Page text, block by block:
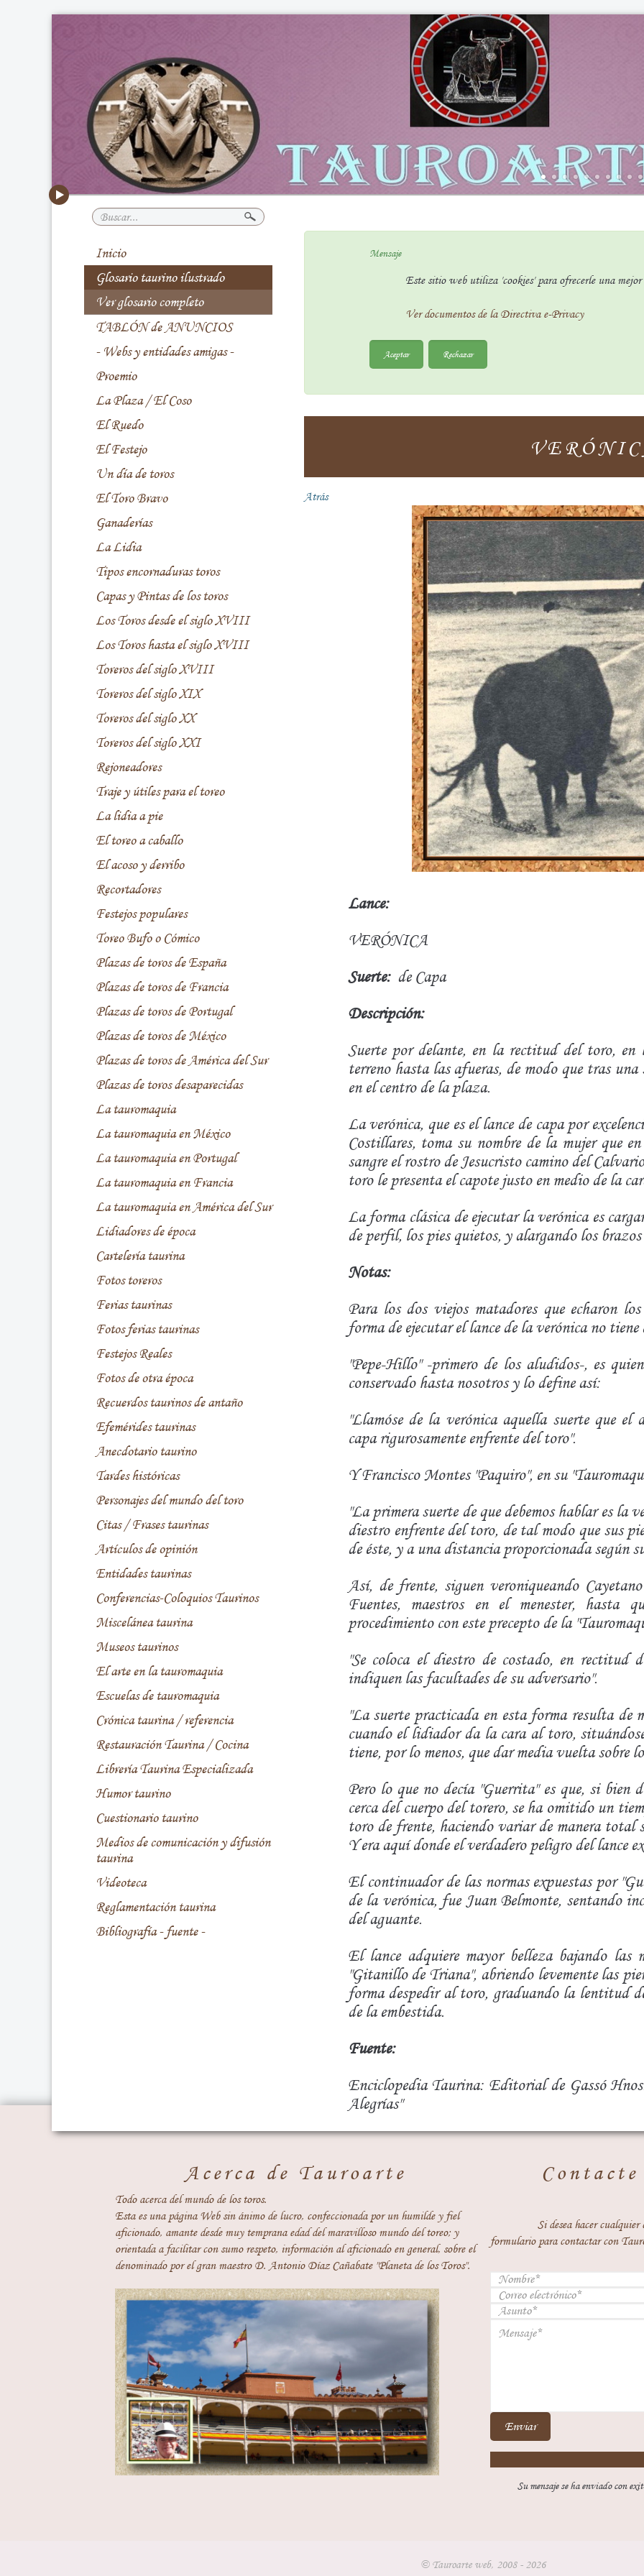
Buscar...
Inicio
Glosario taurino ilustrado
Ver glosario completo
TABLÓN de ANUNCIOS
- Webs y entidades amigas -
Proemio
La Plaza / El Coso
El Ruedo
El Festejo
Un día de toros
El Toro Bravo
Ganaderías
La Lidia
Tipos encornaduras toros
Capas y Pintas de los toros
Los Toros desde el siglo XVIII
Los Toros hasta el siglo XVIII
Toreros del siglo XVIII
Toreros del siglo XIX
Toreros del siglo XX
Toreros del siglo XXI
Rejoneadores
Traje y útiles para el toreo
La lidia a pie
El toreo a caballo
El acoso y derribo
Recortadores
Festejos populares
Toreo Bufo o Cómico
Plazas de toros de España
Plazas de toros de Francia
Plazas de toros de Portugal
Plazas de toros de México
Plazas de toros de América del Sur
Plazas de toros desaparecidas
La tauromaquia
La tauromaquia en México
La tauromaquia en Portugal
La tauromaquia en Francia
La tauromaquia en América del Sur
Lidiadores de época
Cartelería taurina
Fotos toreros
Ferias taurinas
Fotos ferias taurinas
Festejos Reales
Fotos de otra época
Recuerdos taurinos de antaño
Efemérides taurinas
Anecdotario taurino
Tardes históricas
Personajes del mundo del toro
Citas / Frases taurinas
Artículos de opinión
Entidades taurinas
Conferencias-Coloquios Taurinos
Miscelánea taurina
Museos taurinos
El arte en la tauromaquia
Escuelas de tauromaquia
Crónica taurina / referencia
Restauración Taurina / Cocina
Librería Taurina Especializada
Humor taurino
Cuestionario taurino
Medios de comunicación y difusión
taurina
Videoteca
Reglamentación taurina
Bibliografía - fuente -
Mensaje
Este sitio web utiliza 'cookies' para ofrecerle una mejor
Ver documentos de la Directiva e-Privacy
Aceptar Rechazar
Atrás
Lance:
VERÓNICA
Suerte: de Capa
Descripción:
Suerte por delante, en la rectitud del toro, en
terreno hasta las afueras, de modo que tras
en el centro de la plaza.
La verónica, que es el lance de capa por
Costillares, toma su nombre de la mujer que
sangre el rostro de Jesucristo camino del
toro le presenta el capote justo en medio de la
La forma clásica de ejecutar la verónica es
de perfil, los pies quietos, y alargando los
Notas:
Para los dos viejos matadores que echaron
forma de ejecutar el lance de la verónica no
"Pepe-Hillo" -primero de los aludidos-, es
conservado hasta nosotros y lo define así:
"Llamóse de la verónica aquella suerte que el
capa rigurosamente enfrente del toro".
Y Francisco Montes "Paquiro", en su
"La primera suerte de que debemos hablar es la
diestro enfrente del toro, de tal modo que sus
de éste, y a una distancia proporcionada según
Así, de frente, siguen veroniqueando
Fuentes, maestros en el menester, hasta
procedimiento con este precepto de la
"Se coloca el diestro de costado, en
indiquen las facultades de su adversario".
"La suerte practicada en esta forma resulta de
cuando el lidiador da la cara al toro,
tiene, por lo menos, que dar media vuelta sobre
Pero lo que no decía "Guerrita" es que, si bien
cerca del cuerpo del torero, se ha omitido un
toro de frente, haciendo variar de manera total
Y era aquí donde el verdadero peligro del lance
El continuador de las normas expuestas por
de la verónica, fue Juan Belmonte, sentando
del aguante.
El lance adquiere mayor belleza bajando las
"Gitanillo de Triana", abriendo levemente las
forma despedir al toro, graduando la lentitud
de la embestida.
Fuente:
Enciclopedia Taurina: Editorial de Gassó
Alegrías"
Acerca de Tauroarte
Todo acerca del mundo de los toros.
Esta es una página Web sin ánimo de lucro, confeccionada por un humilde y fiel
aficionado, amante desde muy temprana edad del maravilloso mundo del toreo; y
orientada a facilitar con sumo respeto, información al aficionado en general, sobre el
denominado por el gran maestro D. Antonio Díaz Cañabate "Planeta de los Toros".
Si desea hacer
formulario para contactar con
Enviar
Su mensaje se ha enviado con
© Tauroarte web, 2008 - 2026